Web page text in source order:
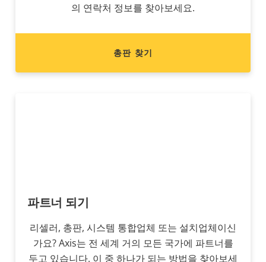
의 연락처 정보를 찾아보세요.
총판 찾기
파트너 되기
리셀러, 총판, 시스템 통합업체 또는 설치업체이신
가요? Axis는 전 세계 거의 모든 국가에 파트너를
두고 있습니다. 이 중 하나가 되는 방법을 찾아보세